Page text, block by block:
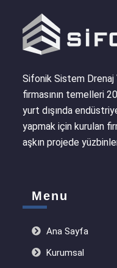
Sifonik Sistem
firmasının temelleri
yurt dışında
yapmak için kurulan
aşkın projede
Menu
Ana Sayfa
Kurumsal